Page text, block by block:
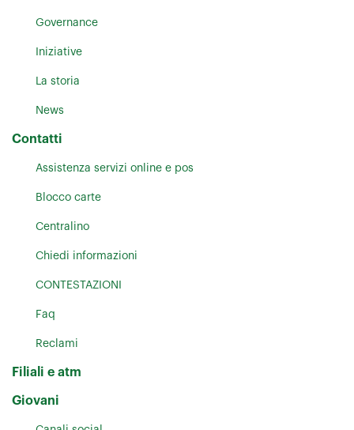
Governance
Iniziative
La storia
News
Contatti
Assistenza servizi online e pos
Blocco carte
Centralino
Chiedi informazioni
CONTESTAZIONI
Faq
Reclami
Filiali e atm
Giovani